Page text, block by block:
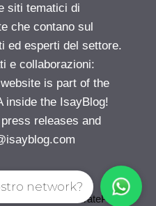
siti tematici di
che contano sul
ed esperti del settore.
e collaborazioni:
is part of the
inside the IsayBlog!
releases and
GeneratePress
network?